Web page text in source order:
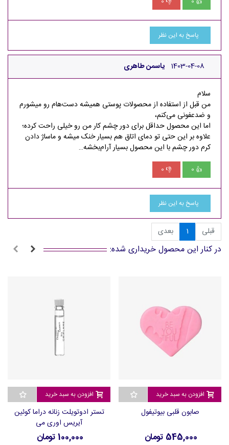
پاسخ به این نظر
ياسمن طاهرى 1403-04-08
سلام
من قبل از استفاده از محصولات پوستی همیشه دست‌هام رو میشورم
و ضدعفونی می‌کنم،
اما این محصول حداقل برای دور چشم کار من رو خیلی راحت کرده؛
علاوه بر این حتی تو دمای اتاق هم بسیار خنک میشه و ماساژ دادن
کرم دور چشم با این محصول بسیار آرام‌بخشه…
👍
0
👎
0
پاسخ به این نظر
قبلی 1 بعدی
در کنار این محصول خریداری شده:
افزودن به سبد خرید
صابون قلبی بیوتیفول
545,000 تومان
افزودن به سبد خرید
تستر ادوتویلت زنانه دراما کوئین
آیریس اوری می
100,000 تومان